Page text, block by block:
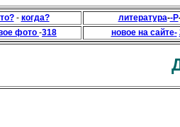
- когда? литература--Р
фото -318 новое на сайте-